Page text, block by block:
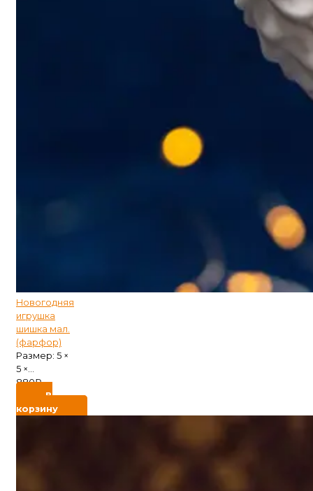
Новогодняя
игрушка
шишка мал.
(фарфор)
Размер: 5 ×
5 ×...
880₽
В
корзину